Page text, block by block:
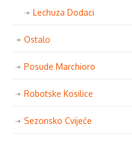
Lechuza Dodaci
Ostalo
Posude Marchioro
Robotske Kosilice
Sezonsko Cvijeće